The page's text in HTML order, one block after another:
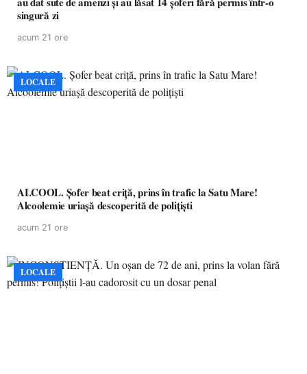
singură zi
acum 21 ore
LOCALE
ALCOOL. Șofer beat criță, prins în trafic la Satu Mare!
Alcoolemie uriașă descoperită de polițiști
acum 21 ore
LOCALE